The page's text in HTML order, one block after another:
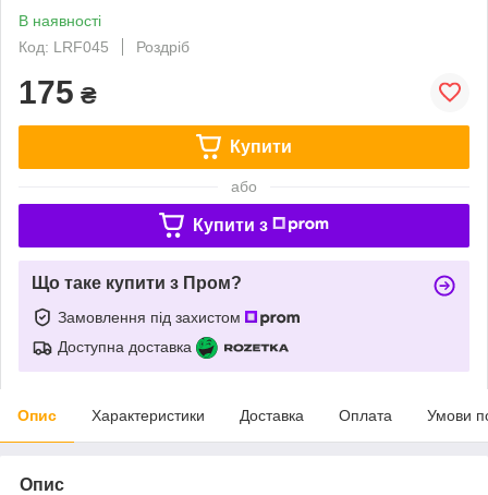
В наявності
Код: LRF045
Роздріб
175 ₴
Купити
або
Купити з
Що таке купити з Пром?
Замовлення під захистом
Доступна доставка
Опис Характеристики Доставка Оплата Умови
Опис